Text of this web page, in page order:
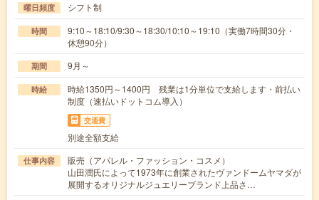
曜日頻度 シフト制
時間
9:10～18:10/9:30～18:30/10:10～19:10（実働7時間30分・
休憩90分）
期間 9月～
時給
時給1350円～1400円 残業は1分単位で支給します・前払い
制度（速払いドットコム導入）
交通費
別途全額支給
仕事内容
販売（アパレル・ファッション・コスメ）
山田潤氏によって1973年に創業されたヴァンドームヤマダが
展開するオリジナルジュエリーブランド上品さ…